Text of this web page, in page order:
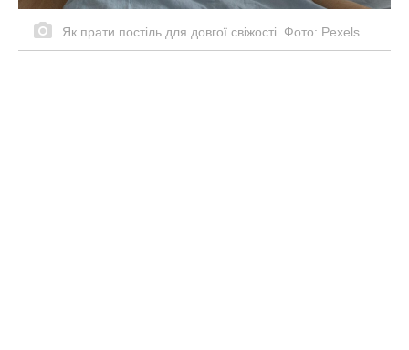
Як прати постіль для довгої свіжості. Фото: Pexels